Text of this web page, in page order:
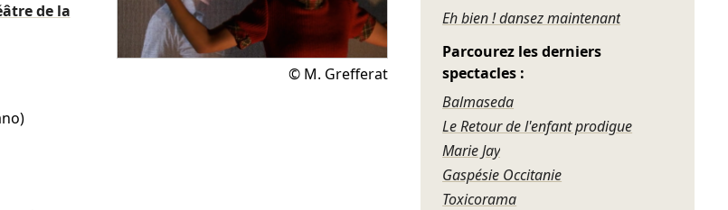
© M. Grefferat
de la
Eh bien ! dansez maintenant
Parcourez les derniers
spectacles :
Balmaseda
Le Retour de l'enfant prodigue
Marie Jay
Gaspésie Occitanie
Toxicorama